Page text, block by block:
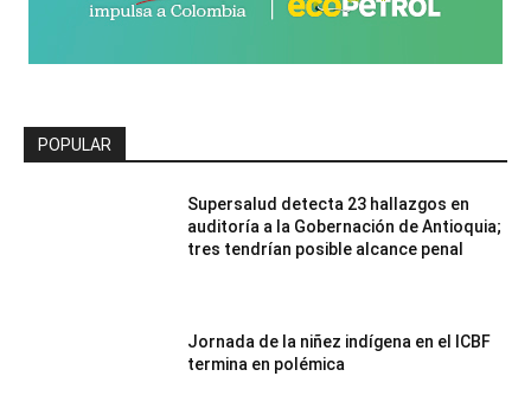
POPULAR
Supersalud detecta 23 hallazgos en
auditoría a la Gobernación de Antioquia;
tres tendrían posible alcance penal
Jornada de la niñez indígena en el ICBF
termina en polémica